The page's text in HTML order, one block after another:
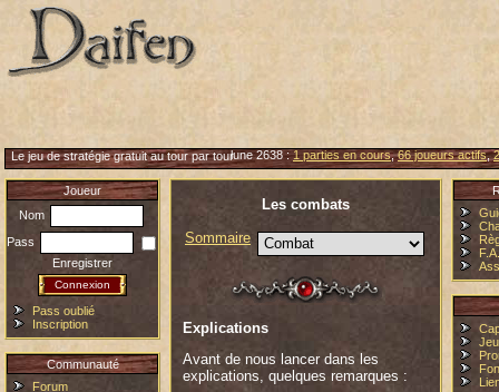
Le jeu de stratégie gratuit au tour par tourlune 2638 :1 parties en cours,66 joueurs actifs,
Joueur
Nom
Pass
Enregistrer
Pass oublié
Inscription
Communauté
Forum
Les combats
Sommaire
Explications
Avant de nous lancer dans les
explications, quelques remarques :